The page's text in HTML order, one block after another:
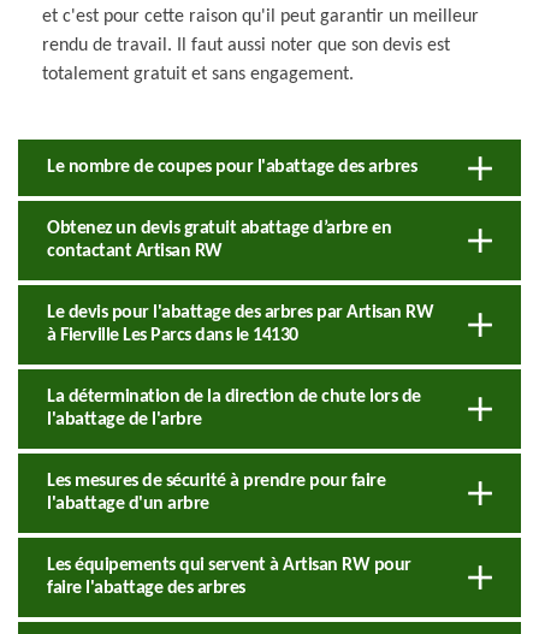
et c'est pour cette raison qu'il peut garantir un meilleur
rendu de travail. Il faut aussi noter que son devis est
totalement gratuit et sans engagement.
Le nombre de coupes pour l'abattage des arbres
Obtenez un devis gratuit abattage d’arbre en
contactant Artisan RW
Le devis pour l'abattage des arbres par Artisan RW
à Fierville Les Parcs dans le 14130
La détermination de la direction de chute lors de
l'abattage de l'arbre
Les mesures de sécurité à prendre pour faire
l'abattage d'un arbre
Les équipements qui servent à Artisan RW pour
faire l'abattage des arbres